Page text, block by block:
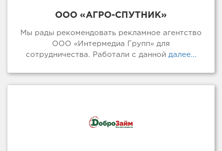
ООО «АГРО-СПУТНИК»
Мы рады рекомендовать рекламное агентство
ООО «Интермедиа Групп» для
сотрудничества. Работали с даннойдалее...